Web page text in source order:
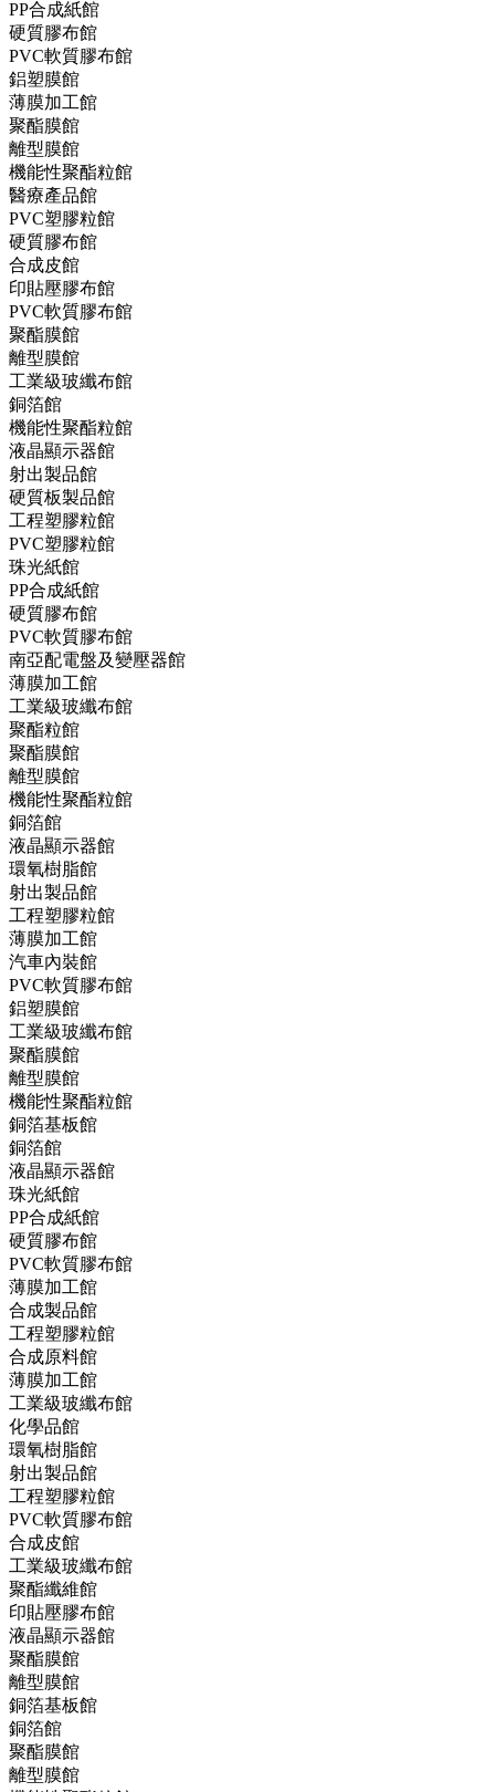
PP合成紙館
硬質膠布館
PVC軟質膠布館
鋁塑膜館
薄膜加工館
聚酯膜館
離型膜館
機能性聚酯粒館
醫療產品館
PVC塑膠粒館
硬質膠布館
合成皮館
印貼壓膠布館
PVC軟質膠布館
聚酯膜館
離型膜館
工業級玻纖布館
銅箔館
機能性聚酯粒館
液晶顯示器館
射出製品館
硬質板製品館
工程塑膠粒館
PVC塑膠粒館
珠光紙館
PP合成紙館
硬質膠布館
PVC軟質膠布館
南亞配電盤及變壓器館
薄膜加工館
工業級玻纖布館
聚酯粒館
聚酯膜館
離型膜館
機能性聚酯粒館
銅箔館
液晶顯示器館
環氧樹脂館
射出製品館
工程塑膠粒館
薄膜加工館
汽車內裝館
PVC軟質膠布館
鋁塑膜館
工業級玻纖布館
聚酯膜館
離型膜館
機能性聚酯粒館
銅箔基板館
銅箔館
液晶顯示器館
珠光紙館
PP合成紙館
硬質膠布館
PVC軟質膠布館
薄膜加工館
合成製品館
工程塑膠粒館
合成原料館
薄膜加工館
工業級玻纖布館
化學品館
環氧樹脂館
射出製品館
工程塑膠粒館
PVC軟質膠布館
合成皮館
工業級玻纖布館
聚酯纖維館
印貼壓膠布館
液晶顯示器館
聚酯膜館
離型膜館
銅箔基板館
銅箔館
聚酯膜館
離型膜館